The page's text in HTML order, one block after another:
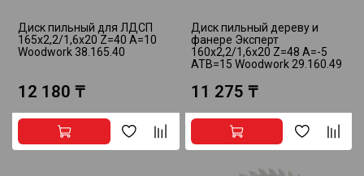
Диск пильный для ЛДСП
165x2,2/1,6x20 Z=40 A=10
Woodwork 38.165.40
12 180 ₸
Диск пильный дереву и
фанере Эксперт
160x2,2/1,6x20 Z=48 A=-5
ATB=15 Woodwork 29.160.49
11 275 ₸